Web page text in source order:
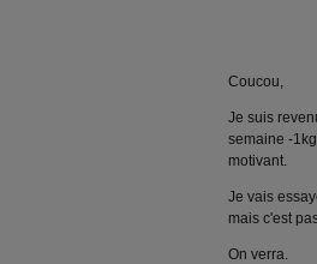
Coucou,
Je suis
semaine -
motivant.
Je vais
mais c'est
On verra.